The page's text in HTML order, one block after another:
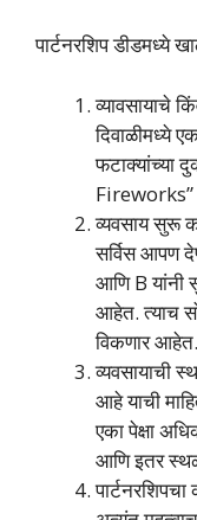
पार्टनरशिप डीडमध्ये
व्यावसायाचे
दिवाळीमध्ये
फटाक्यांच्या
व्यवसाय सुरू
सर्विस आपण
आणि B यांनी
आहेत. त्याच
विकणार आहेत.
व्यवसायाची
आहे याची
एका पेक्षा
आणि इतर